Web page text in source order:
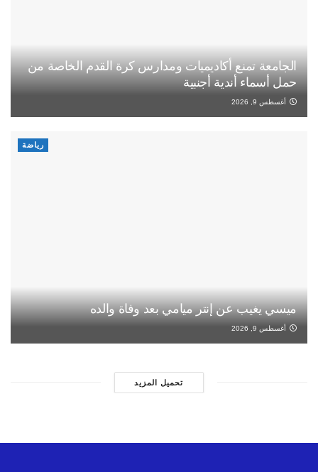
الجامعة تمنع أكاديميات ومدارس كرة القدم الخاصة من
حمل أسماء أندية أجنبية
أغسطس 9, 2026
رياضة
ميسي يغيب عن إنتر ميامي بعد وفاة والده
أغسطس 9, 2026
تحميل المزيد